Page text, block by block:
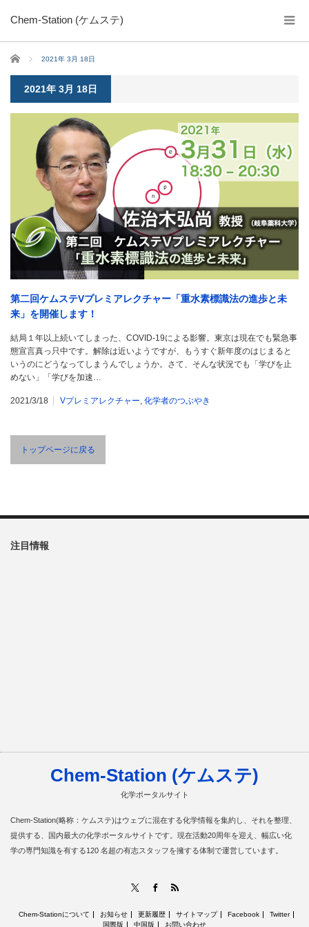
Chem-Station (ケムステ)
ホーム 2021年 3月 18日
2021年 3月 18日
第二回ケムステVプレミアレクチャー「重水素標識法の進歩と未
来」を開催します！
結局１年以上続いてしまった、COVID-19による影響。東京は現在でも緊急事
態宣言真っ只中です。解除は近いようですが、もうすぐ新年度のはじまると
いうのにどうなってしまうんでしょうか。さて、そんな状況でも「学びを止
めない」「学びを加速…
2021/3/18 Vプレミアレクチャー 化学者のつぶやき
トップページに戻る
注目情報
Chem-Station (ケムステ)
化学ポータルサイト
Chem-Station(略称：ケムステ)はウェブに混在する化学情報を集約し、それを整理、
提供する、国内最大の化学ポータルサイトです。現在活動20周年を迎え、幅広い化
学の専門知識を有する120 名超の有志スタッフを擁する体制で運営しています。
Facebook
Chem-Stationについて お知らせ 更新履歴 サイトマップ Facebook
Twitter
国際版
中国版 お問い合わせ